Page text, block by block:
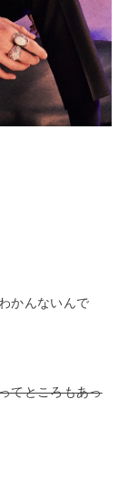
かんないんで
てところもあっ